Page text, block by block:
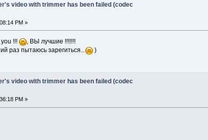
video with trimmer has been failed (codec
PM »
!!!
, ВЫ лучшие !!!!!!!
раз пытаюсь зарегиться..
)
video with trimmer has been failed (codec
PM »